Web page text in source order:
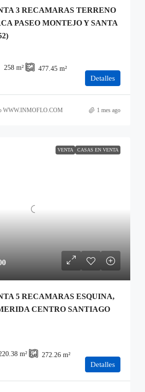
3 RECAMARAS TERRENO
PASEO MONTEJO Y SANTA
258 m² 477.45 m²
Detalles
WWW.INMOFLO.COM 1 mes ago
VENTA CASAS EN VENTA
5 RECAMARAS ESQUINA,
CENTRO SANTIAGO
m² 272.26 m²
Detalles